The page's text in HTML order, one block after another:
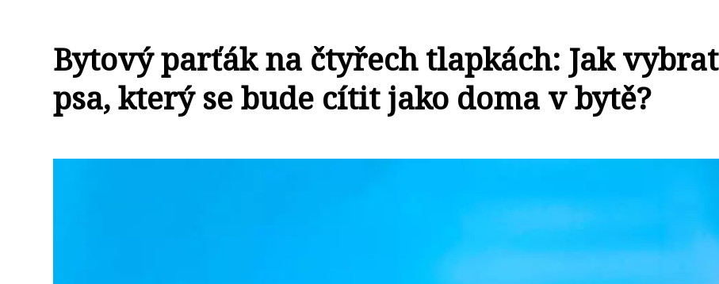
Bytový parťák na čtyřech tlapkách: Jak vybrat
psa, který se bude cítit jako doma v bytě?